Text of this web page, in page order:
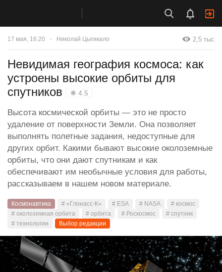
17 мая, 16:20 Николай Цыгикало 2,5 тыс
Невидимая география космоса: как
устроены высокие орбиты для
спутников
❋ 4.5
Высота космической орбиты — это не просто
удаление от поверхности Земли. Она позволяет
выполнять полетные задания, недоступные для
других орбит. Какими бывают высокие околоземные
орбиты, что они дают спутникам и как
обеспечивают им необычные условия для работы,
рассказываем в нашем новом материале.
Космонавтика # «Глонасс-К» # ESA # NASA
# космос
# околоземная орбита
# орбита # Роскосмос
# спутник
# технологии
Выбор редакции